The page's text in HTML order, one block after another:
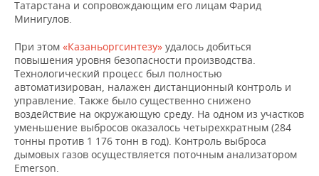
Татарстана и сопровождающим его лицам Фарид
Минигулов.
При этом «Казаньоргсинтезу» удалось добиться
повышения уровня безопасности производства.
Технологический процесс был полностью
автоматизирован, налажен дистанционный контроль и
управление. Также было существенно снижено
воздействие на окружающую среду. На одном из участков
уменьшение выбросов оказалось четырехкратным (284
тонны против 1 176 тонн в год). Контроль выброса
дымовых газов осуществляется поточным анализатором
Emerson.